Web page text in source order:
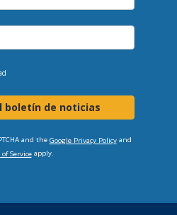
boletín de noticias
and the Google Privacy Policyand
Serviceapply.